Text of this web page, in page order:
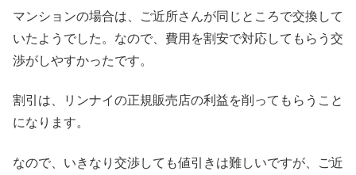
マンションの場合は、ご近所さんが同じところで交換して
いたようでした。なので、費用を割安で対応してもらう交
渉がしやすかったです。
割引は、リンナイの正規販売店の利益を削ってもらうこと
になります。
なので、いきなり交渉しても値引きは難しいですが、ご近